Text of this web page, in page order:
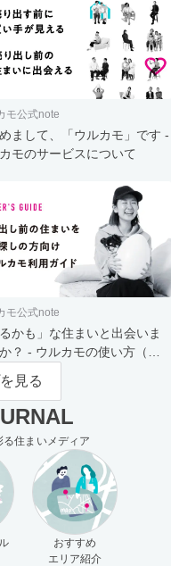
モ公式note
まして、「ウルカモ」です -
モのサービスについて
モ公式note
るかも」な住まいと出会いま
？ - ウルカモの使い方（買
向け）
見る
住まいメディア
おすすめ
エリア紹介